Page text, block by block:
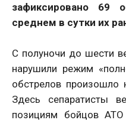
зафиксировано 69
среднем в сутки их
С полуночи до шести
нарушили режим
обстрелов произошло
Здесь сепаратисты
позициям бойцов